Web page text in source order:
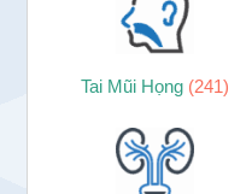
Tai Mũi Họng (241)